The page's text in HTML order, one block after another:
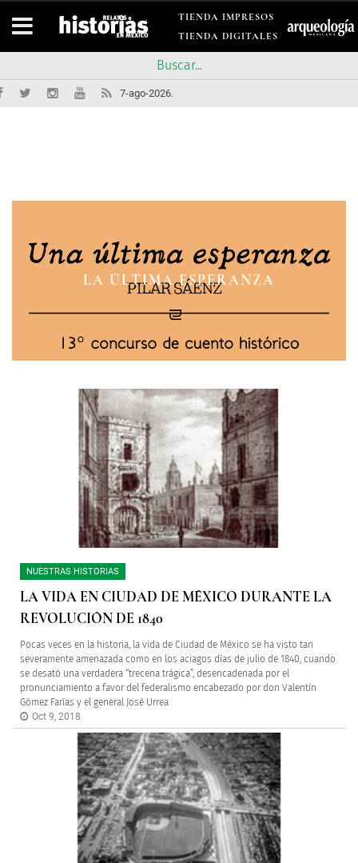
TIENDA IMPRESOS
TIENDA DIGITALES
7-ago-2026.
LA ÚLTIMA ESPERANZA
CON UNA CAUSA INMORTAL
ROSARIO
CON UNA CAUSA INMORTAL
LAS FOTOS DEL FUSILAMIENTO
NUESTRAS HISTORIAS
LA VIDA EN CIUDAD DE MÉXICO DURANTE LA
REVOLUCIÓN DE 1840
Pocas veces en la historia, la vida de Ciudad de México se ha visto tan
severamente amenazada como en los aciagos días de julio de 1840, cuando
se desató una verdadera “trecena trágica”, desencadenada por el
pronunciamiento a favor del federalismo encabezado por don Valentín
Gómez Farías y el general José Urrea
Oct 9, 2018